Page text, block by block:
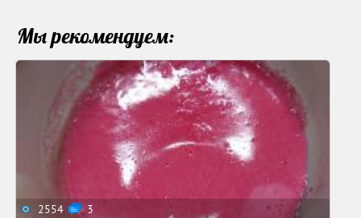
Мы рекомендуем:
2554 3